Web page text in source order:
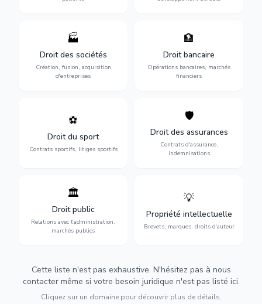
🏭
Droit des sociétés
Création, fusion, acquisition
d'entreprises
Structuration de votre
société : création, fusion-
acquisition, gouvernance et
restructuration.
🏦
Droit bancaire
Opérations bancaires, marchés
financiers
Gestion de vos opérations
financières : contentieux
bancaire, investissements et
régulation.
⚽
Droit du sport
Contrats sportifs, litiges sportifs
Expertise en droit sportif :
transferts, sponsoring et
contentieux.
🛡️
Droit des assurances
Contrats d'assurance,
indemnisations
Défense de vos intérêts :
contrats d'assurance,
sinistres et indemnisations
optimales.
🏛️
Droit public
Relations avec l'administration,
marchés publics
Gestion de vos relations
avec l'administration :
marchés publics,
urbanisme et contentieux.
💡
Propriété intellectuelle
Brevets, marques, droits d'auteur
Protection de vos créations
d'auteur et lutte contre la
contrefaçon.
Cette liste n'est pas exhaustive. N'hésitez pas à nous
contacter même si votre besoin juridique n'est pas listé ici.
Cliquez sur un domaine pour découvrir plus de détails.